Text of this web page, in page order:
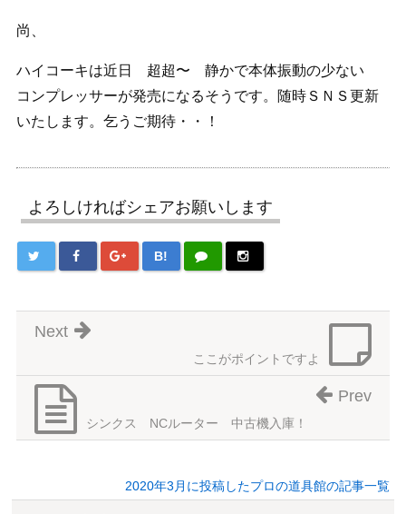
尚、
ハイコーキは近日 超超〜 静かで本体振動の少ない
コンプレッサーが発売になるそうです。随時ＳＮＳ更新
いたします。乞うご期待・・！
よろしければシェアお願いします
B!
ここがポイントですよ
Next
シンクス NCルーター 中古機入庫！
Prev
2020年3月に投稿したプロの道具館の記事一覧